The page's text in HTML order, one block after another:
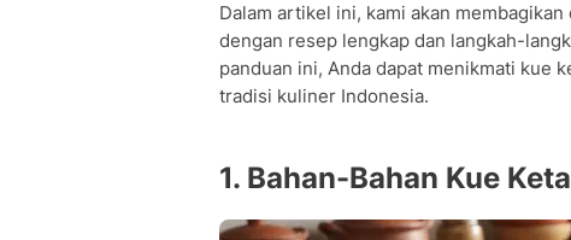
Dalam artikel ini, kami akan
dengan resep lengkap dan langkah-
panduan ini, Anda dapat menikmati kue
tradisi kuliner Indonesia.
1. Bahan-Bahan Kue